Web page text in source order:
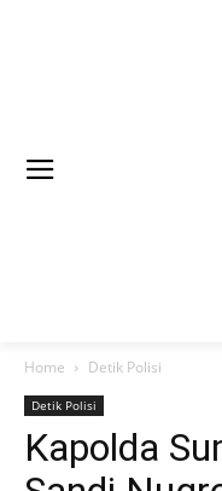
Home Detik Polisi
Detik Polisi
Kapolda